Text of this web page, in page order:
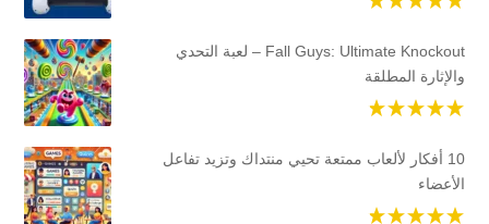
Fall Guys: Ultimate Knockout – لعبة التحدي
والإثارة المطلقة
10 أفكار لألعاب ممتعة تحيي منتداك وتزيد تفاعل
الأعضاء